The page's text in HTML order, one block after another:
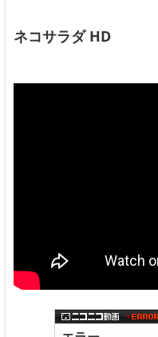
ネコサラダ HD